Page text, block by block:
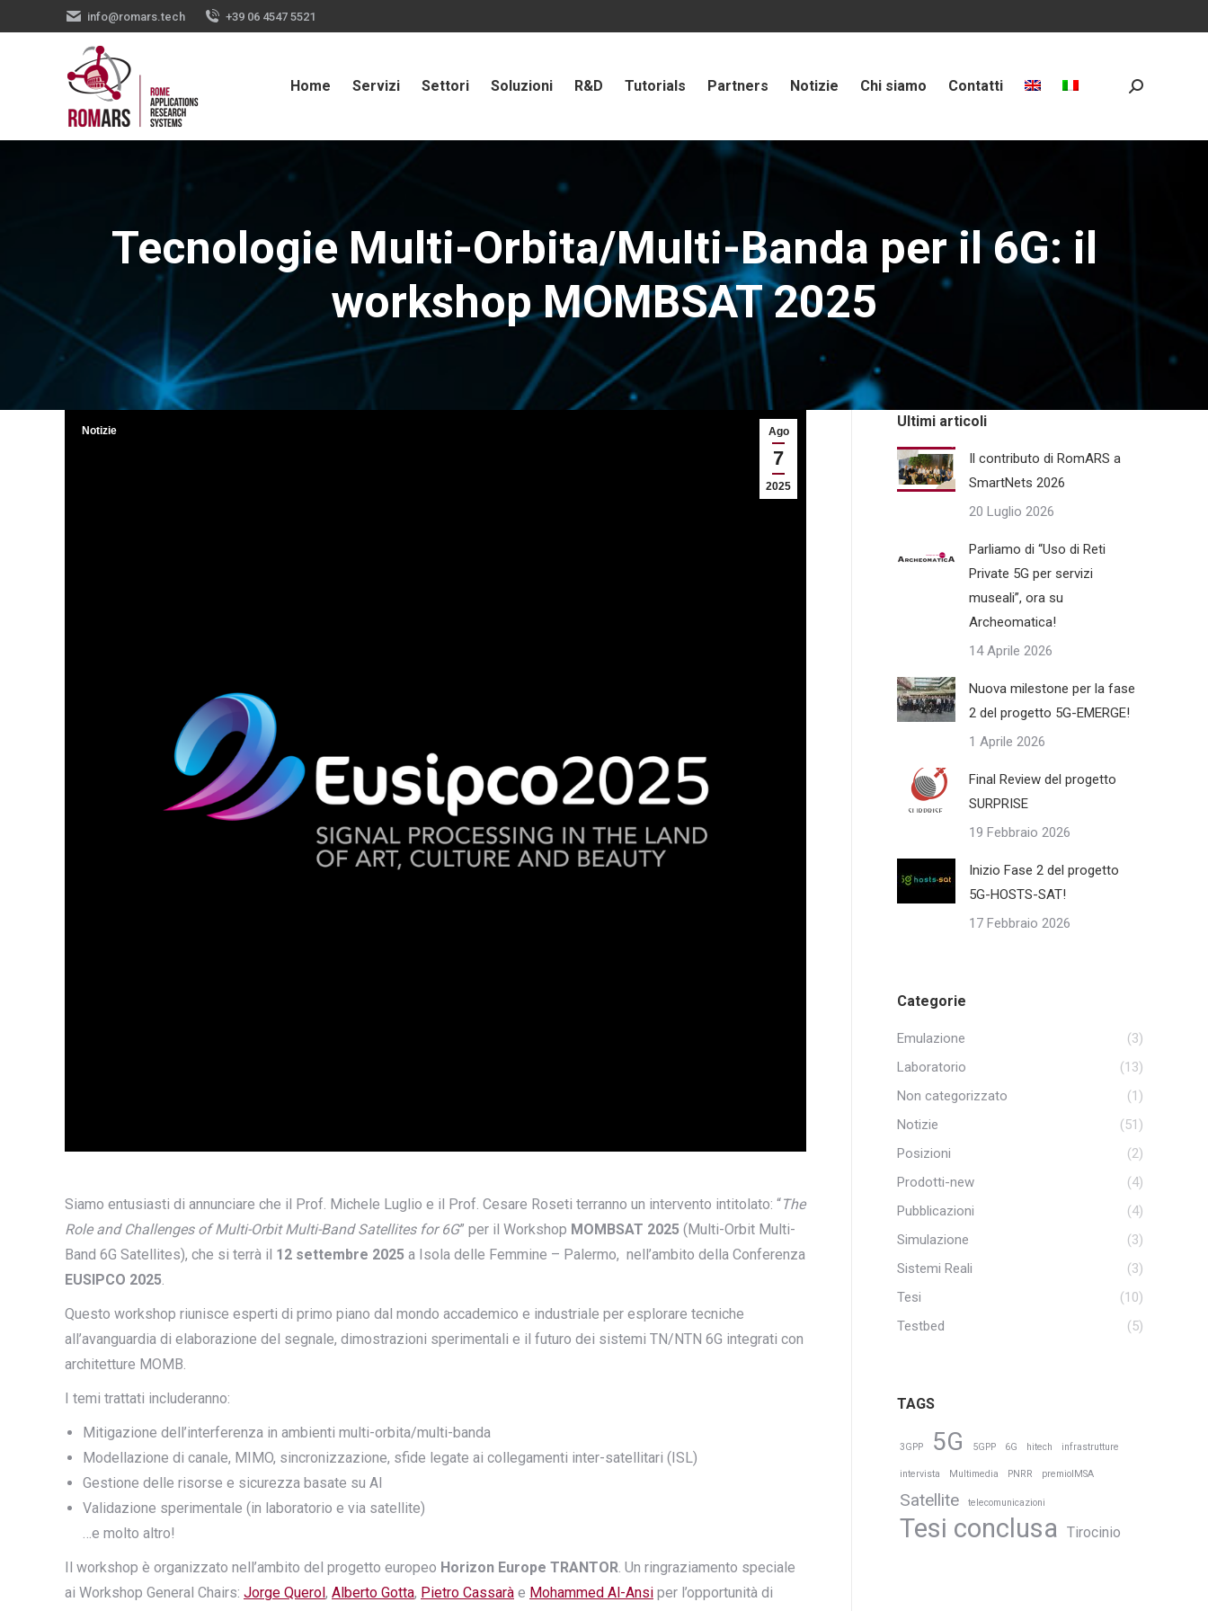
info@romars.tech +39 06 4547 5521
Home Servizi Settori Soluzioni R&D Tutorials Partners Notizie Chi siamo Contatti Search:
Tecnologie Multi-Orbita/Multi-Banda per il 6G: il
workshop MOMBSAT 2025
Ago
7
2025
Notizie
Siamo entusiasti di annunciare che il Prof. Michele Luglio e il Prof. Cesare Roseti terranno un intervento intitolato: “The
Role and Challenges of Multi-Orbit Multi-Band Satellites for 6G” per il Workshop MOMBSAT 2025 (Multi-Orbit Multi-
Band 6G Satellites), che si terrà il 12 settembre 2025 a Isola delle Femmine – Palermo, nell’ambito della Conferenza
EUSIPCO 2025.
Questo workshop riunisce esperti di primo piano dal mondo accademico e industriale per esplorare tecniche
all’avanguardia di elaborazione del segnale, dimostrazioni sperimentali e il futuro dei sistemi TN/NTN 6G integrati con
architetture MOMB.
I temi trattati includeranno:
Mitigazione dell’interferenza in ambienti multi-orbita/multi-banda
Modellazione di canale, MIMO, sincronizzazione, sfide legate ai collegamenti inter-satellitari (ISL)
Gestione delle risorse e sicurezza basate su AI
Validazione sperimentale (in laboratorio e via satellite)
…e molto altro!
Il workshop è organizzato nell’ambito del progetto europeo Horizon Europe TRANTOR. Un ringraziamento speciale
ai Workshop General Chairs: Jorge Querol, Alberto Gotta, Pietro Cassarà e Mohammed Al-Ansi per l’opportunità di
Ultimi articoli
Il contributo di RomARS a
SmartNets 2026
20 Luglio 2026
Parliamo di “Uso di Reti
Private 5G per servizi
museali”, ora su
Archeomatica!
14 Aprile 2026
Nuova milestone per la fase
2 del progetto 5G-EMERGE!
1 Aprile 2026
Final Review del progetto
SURPRISE
19 Febbraio 2026
Inizio Fase 2 del progetto
5G-HOSTS-SAT!
17 Febbraio 2026
Categorie
Emulazione
(3)
Laboratorio
(13)
Non categorizzato
(1)
Notizie
(51)
Posizioni
(2)
Prodotti-new
(4)
Pubblicazioni
(4)
Simulazione
(3)
Sistemi Reali
(3)
Tesi
(10)
Testbed
(5)
TAGS
3GPP 5G 5GPP 6G hitech infrastrutture
intervista Multimedia PNRR premioIMSA
Satellite telecomunicazioni
Tesi conclusa Tirocinio